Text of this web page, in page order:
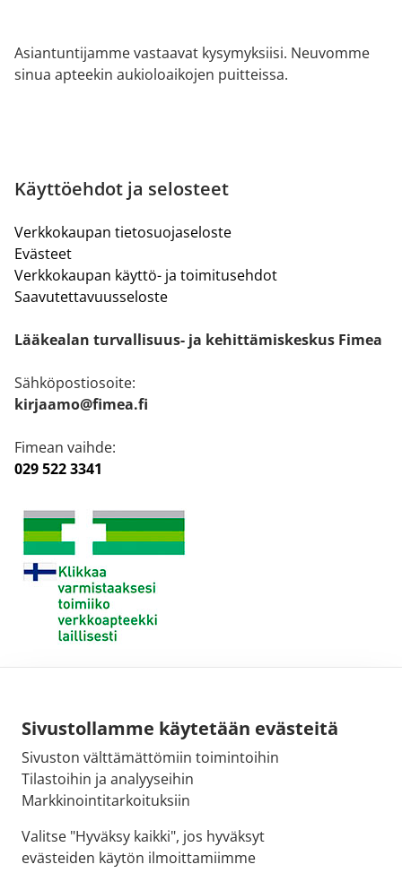
Sivustollamme käytetään evästeitä
Sivuston välttämättömiin toimintoihin
Tilastoihin ja analyyseihin
Markkinointitarkoituksiin
Valitse "Hyväksy kaikki", jos hyväksyt
evästeiden käytön ilmoittamiimme
Asiantuntijamme vastaavat kysymyksiisi. Neuvomme
sinua apteekin aukioloaikojen puitteissa.
Käyttöehdot ja selosteet
Verkkokaupan tietosuojaseloste
Evästeet
Verkkokaupan käyttö- ja toimitusehdot
Saavutettavuusseloste
Lääkealan turvallisuus- ja kehittämiskeskus Fimea
Sähköpostiosoite:
kirjaamo@fimea.fi
Fimean vaihde:
029 522 3341